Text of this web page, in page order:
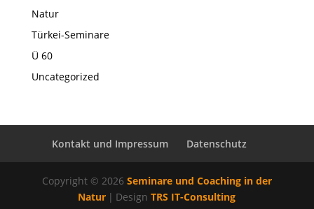
Natur
Türkei-Seminare
Ü 60
Uncategorized
Kontakt und Impressum Datenschutz
Copyright © 2026 Seminare und Coaching in der
Natur | DesignTRS IT-Consulting